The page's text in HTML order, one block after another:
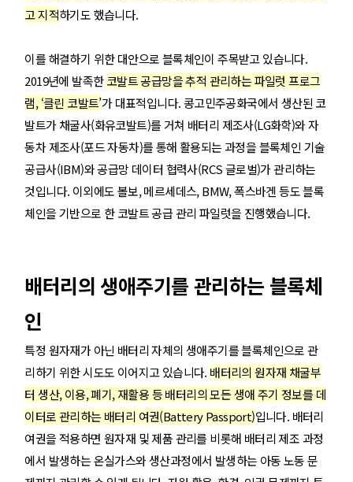
고 지적하기도 했습니다.
이를 해결하기 위한 대안으로 블록체인이 주목받고 있습니다.
2019년에 발족한코발트 공급망을 추적 관리하는 파일럿 프로그
램, ‘클린 코발트’가 대표적입니다. 콩고민주공화국에서 생산된 코
발트가 채굴사(화유코발트)를 거쳐 배터리 제조사(LG화학)와 자
동차 제조사(포드 자동차)를 통해 활용되는 과정을 블록체인 기술
공급사(IBM)와 공급망 데이터 협력사(RCS 글로벌)가 관리하는
것입니다. 이외에도 볼보, 메르세데스, BMW, 폭스바겐 등도 블록
체인을 기반으로 한 코발트 공급 관리 파일럿을 진행했습니다.
배터리의 생애주기를 관리하는 블록체
인
특정 원자재가 아닌 배터리 자체의 생애주기를 블록체인으로 관
리하기 위한 시도도 이어지고 있습니다. 배터리의 원자재 채굴부
터 생산, 이용, 폐기, 재활용 등 배터리의 모든 생애 주기 정보를 데
이터로 관리하는 배터리 여권(Battery Passport)입니다. 배터리
여권을 적용하면 원자재 및 제품 관리를 비롯해 배터리 제조 과정
에서 발생하는 온실가스와 생산과정에서 발생하는 아동 노동 문